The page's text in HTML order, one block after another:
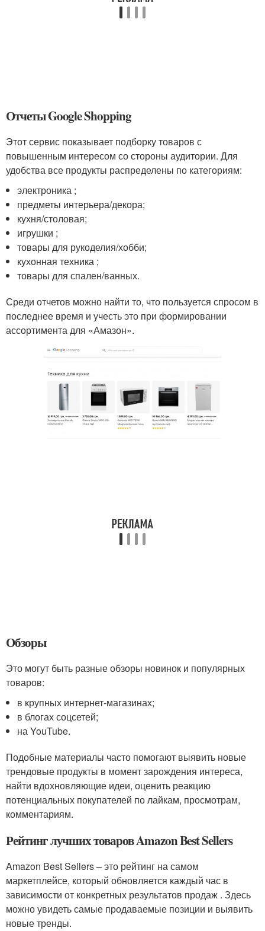
Отчеты Google Shopping
Этот сервис показывает подборку товаров с
повышенным интересом со стороны аудитории. Для
удобства все продукты распределены по категориям:
электроника ;
предметы интерьера/декора;
кухня/столовая;
игрушки ;
товары для рукоделия/хобби;
кухонная техника ;
товары для спален/ванных.
Среди отчетов можно найти то, что пользуется спросом в
последнее время и учесть это при формировании
ассортимента для «Амазон».
Обзоры
Это могут быть разные обзоры новинок и популярных
товаров:
в крупных интернет-магазинах;
в блогах соцсетей;
на YouTube.
Подобные материалы часто помогают выявить новые
трендовые продукты в момент зарождения интереса,
найти вдохновляющие идеи, оценить реакцию
потенциальных покупателей по лайкам, просмотрам,
комментариям.
Рейтинг лучших товаров Amazon Best Sellers
Amazon Best Sellers – это рейтинг на самом
маркетплейсе, который обновляется каждый час в
зависимости от конкретных результатов продаж . Здесь
можно увидеть самые продаваемые позиции и выявить
новые тренды.